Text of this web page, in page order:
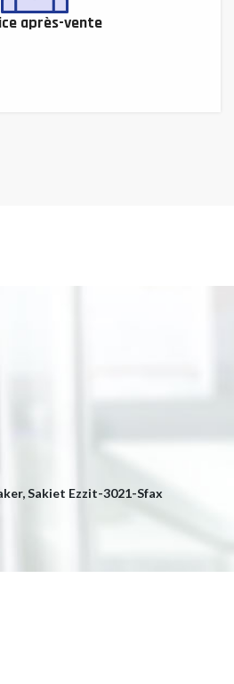
après-vente
Sakiet Ezzit-3021-Sfax